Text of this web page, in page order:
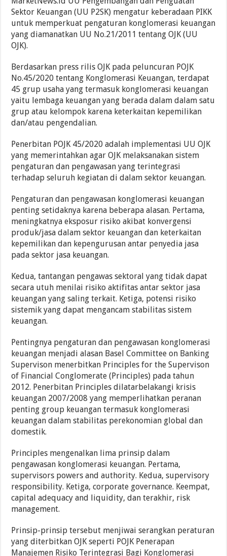
Sektor Keuangan (UU P2SK) mengatur keberadaan PIKK
untuk memperkuat pengaturan konglomerasi keuangan
yang diamanatkan UU No.21/2011 tentang OJK (UU
OJK).
Berdasarkan press rilis OJK pada peluncuran POJK
No.45/2020 tentang Konglomerasi Keuangan, terdapat
45 grup usaha yang termasuk konglomerasi keuangan
yaitu lembaga keuangan yang berada dalam dalam satu
grup atau kelompok karena keterkaitan kepemilikan
dan/atau pengendalian.
Penerbitan POJK 45/2020 adalah implementasi UU OJK
yang memerintahkan agar OJK melaksanakan sistem
pengaturan dan pengawasan yang terintegrasi
terhadap seluruh kegiatan di dalam sektor keuangan.
Pengaturan dan pengawasan konglomerasi keuangan
penting setidaknya karena beberapa alasan. Pertama,
meningkatnya eksposur risiko akibat konvergensi
produk/jasa dalam sektor keuangan dan keterkaitan
kepemilikan dan kepengurusan antar penyedia jasa
pada sektor jasa keuangan.
Kedua, tantangan pengawas sektoral yang tidak dapat
secara utuh menilai risiko aktifitas antar sektor jasa
keuangan yang saling terkait. Ketiga, potensi risiko
sistemik yang dapat mengancam stabilitas sistem
keuangan.
Pentingnya pengaturan dan pengawasan konglomerasi
keuangan menjadi alasan Basel Committee on Banking
Supervison menerbitkan Principles for the Supervison
of Financial Conglomerate (Principles) pada tahun
2012. Penerbitan Principles dilatarbelakangi krisis
keuangan 2007/2008 yang memperlihatkan peranan
penting group keuangan termasuk konglomerasi
keuangan dalam stabilitas perekonomian global dan
domestik.
Principles mengenalkan lima prinsip dalam
pengawasan konglomerasi keuangan. Pertama,
supervisors powers and authority. Kedua, supervisory
responsibility. Ketiga, corporate governance. Keempat,
capital adequacy and liquidity, dan terakhir, risk
management.
Prinsip-prinsip tersebut menjiwai serangkan peraturan
yang diterbitkan OJK seperti POJK Penerapan
Manajemen Risiko Terintegrasi Bagi Konglomerasi